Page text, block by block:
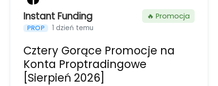
Instant Funding
PROP 1 dzień temu
🔥 Promocja
Cztery Gorące Promocje na
Konta Proptradingowe
[Sierpień 2026]